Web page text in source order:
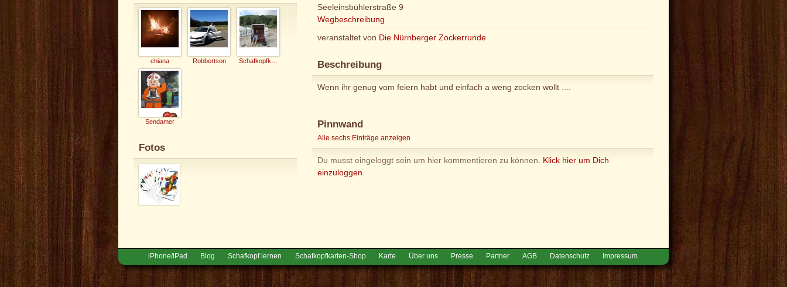
chiana Robbertson
Sendamer
Fotos
Seeleinsbühlerstraße 9
Wegbeschreibung
veranstaltet von Die Nürnberger Zockerrunde
Beschreibung
Wenn ihr genug vom feiern habt und einfach a weng zocken wollt ....
Pinnwand
Alle sechs Einträge anzeigen
Du musst eingeloggt sein um hier kommentieren zu können. Klick hier um Dich
einzuloggen.
iPhone/iPad Blog Schafkopf lernen Schafkopfkarten-Shop Karte Über uns Presse Partner AGB Datenschutz Impressum